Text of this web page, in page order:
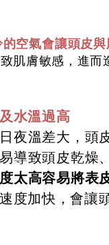
空氣會讓頭皮
肌膚敏感，進而
水溫過高
夜溫差大，頭
導致頭皮乾燥
太高容易將表
度加快，會讓